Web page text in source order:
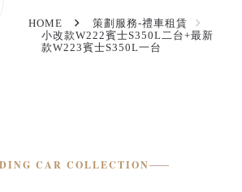
HOME
策劃服務-禮車租賃
小改款W222賓士S350L二台+最新
款W223賓士S350L一台
CAR COLLECTION